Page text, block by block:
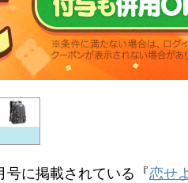
号に掲載されている『恋せ